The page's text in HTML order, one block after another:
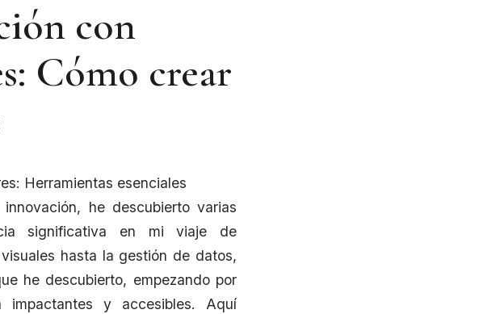
con
Cómo crear
Herramientas esenciales
he descubierto varias
significativa en mi viaje de
hasta la gestión de datos,
he descubierto, empezando por
impactantes y accesibles. Aquí